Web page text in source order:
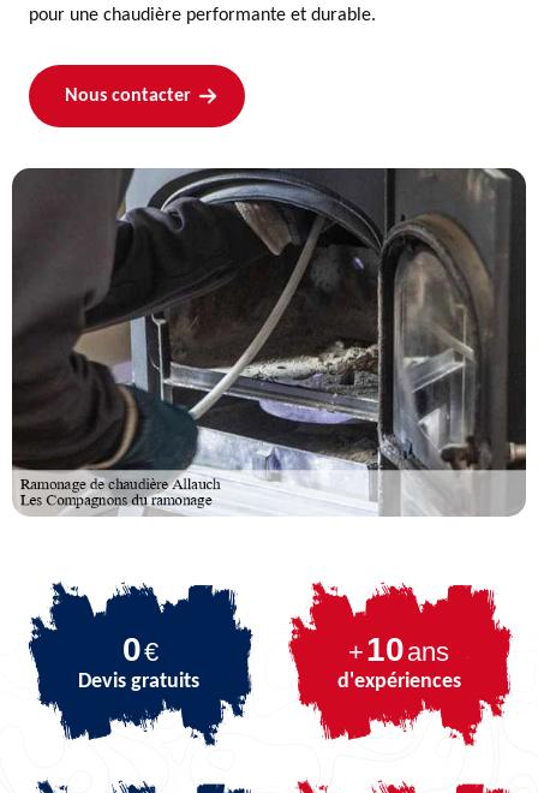
pour une chaudière performante et durable.
Nous contacter
0€
Devis gratuits
+10ans
d'expériences